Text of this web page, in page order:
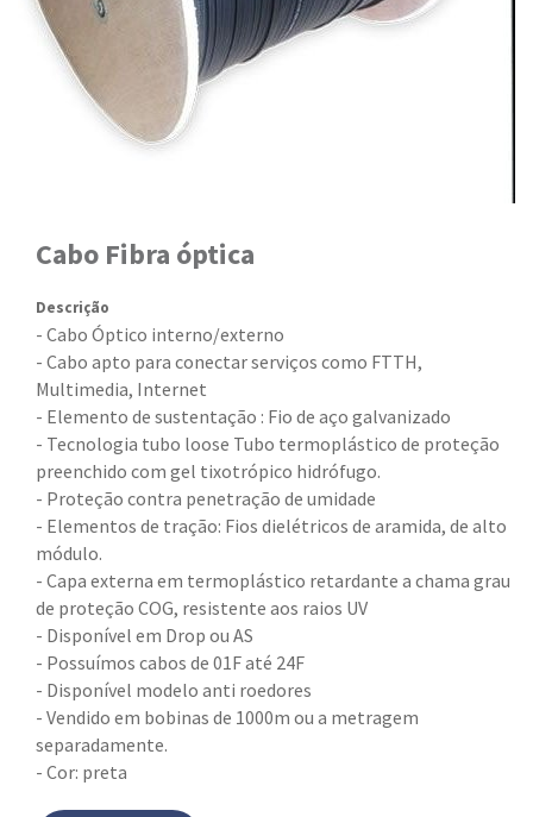
Cabo Fibra óptica
Descrição
- Cabo Óptico interno/externo
- Cabo apto para conectar serviços como FTTH,
Multimedia, Internet
- Elemento de sustentação : Fio de aço galvanizado
- Tecnologia tubo loose Tubo termoplástico de proteção
preenchido com gel tixotrópico hidrófugo.
- Proteção contra penetração de umidade
- Elementos de tração: Fios dielétricos de aramida, de alto
módulo.
- Capa externa em termoplástico retardante a chama grau
de proteção COG, resistente aos raios UV
- Disponível em Drop ou AS
- Possuímos cabos de 01F até 24F
- Disponível modelo anti roedores
- Vendido em bobinas de 1000m ou a metragem
separadamente.
- Cor: preta